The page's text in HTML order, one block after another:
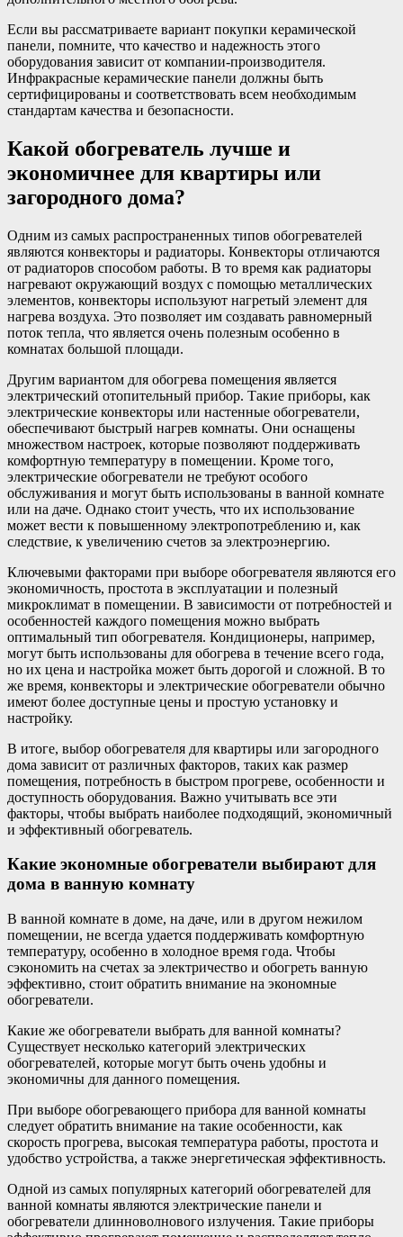
Если вы рассматриваете вариант покупки керамической
панели, помните, что качество и надежность этого
оборудования зависит от компании-производителя.
Инфракрасные керамические панели должны быть
сертифицированы и соответствовать всем необходимым
стандартам качества и безопасности.
Какой обогреватель лучше и
экономичнее для квартиры или
загородного дома?
Одним из самых распространенных типов обогревателей
являются конвекторы и радиаторы. Конвекторы отличаются
от радиаторов способом работы. В то время как радиаторы
нагревают окружающий воздух с помощью металлических
элементов, конвекторы используют нагретый элемент для
нагрева воздуха. Это позволяет им создавать равномерный
поток тепла, что является очень полезным особенно в
комнатах большой площади.
Другим вариантом для обогрева помещения является
электрический отопительный прибор. Такие приборы, как
электрические конвекторы или настенные обогреватели,
обеспечивают быстрый нагрев комнаты. Они оснащены
множеством настроек, которые позволяют поддерживать
комфортную температуру в помещении. Кроме того,
электрические обогреватели не требуют особого
обслуживания и могут быть использованы в ванной комнате
или на даче. Однако стоит учесть, что их использование
может вести к повышенному электропотреблению и, как
следствие, к увеличению счетов за электроэнергию.
Ключевыми факторами при выборе обогревателя являются его
экономичность, простота в эксплуатации и полезный
микроклимат в помещении. В зависимости от потребностей и
особенностей каждого помещения можно выбрать
оптимальный тип обогревателя. Кондиционеры, например,
могут быть использованы для обогрева в течение всего года,
но их цена и настройка может быть дорогой и сложной. В то
же время, конвекторы и электрические обогреватели обычно
имеют более доступные цены и простую установку и
настройку.
В итоге, выбор обогревателя для квартиры или загородного
дома зависит от различных факторов, таких как размер
помещения, потребность в быстром прогреве, особенности и
доступность оборудования. Важно учитывать все эти
факторы, чтобы выбрать наиболее подходящий, экономичный
и эффективный обогреватель.
Какие экономные обогреватели выбирают для
дома в ванную комнату
В ванной комнате в доме, на даче, или в другом нежилом
помещении, не всегда удается поддерживать комфортную
температуру, особенно в холодное время года. Чтобы
сэкономить на счетах за электричество и обогреть ванную
эффективно, стоит обратить внимание на экономные
обогреватели.
Какие же обогреватели выбрать для ванной комнаты?
Существует несколько категорий электрических
обогревателей, которые могут быть очень удобны и
экономичны для данного помещения.
При выборе обогревающего прибора для ванной комнаты
следует обратить внимание на такие особенности, как
скорость прогрева, высокая температура работы, простота и
удобство устройства, а также энергетическая эффективность.
Одной из самых популярных категорий обогревателей для
ванной комнаты являются электрические панели и
обогреватели длинноволнового излучения. Такие приборы